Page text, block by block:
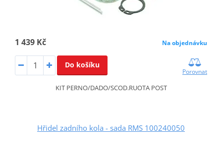
1 439 Kč Na objednávku
Do košíku
Porovnat
KIT PERNO/DADO/SCOD.RUOTA POST
Hřidel zadního kola - sada RMS 100240050